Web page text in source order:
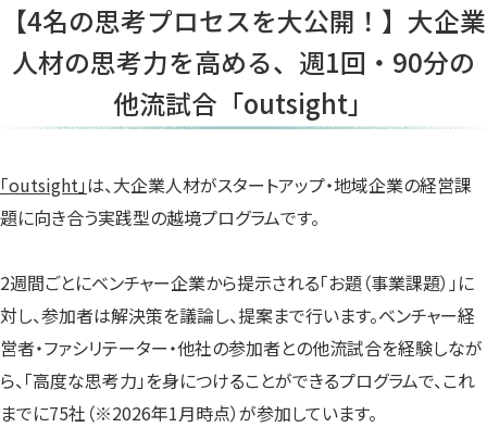
い
タ
ま
い
タ
ま
い
タ
ま
コ
ピ
ー
【4名の思考プロセスを大公開！】大企業
人材の思考力を高める、週1回・90分の
他流試合「outsight」
「outsight」は、大企業人材がスタートアップ・地域企業の経営課
題に向き合う実践型の越境プログラムです。
2週間ごとにベンチャー企業から提示される「お題（事業課題）」に
対し、参加者は解決策を議論し、提案まで行います。ベンチャー経
営者・ファシリテーター・他社の参加者との他流試合を経験しなが
ら、「高度な思考力」を身につけることができるプログラムで、これ
までに75社（※2026年1月時点）が参加しています。